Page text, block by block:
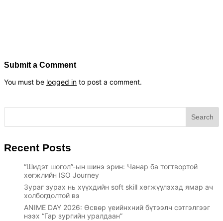
Submit a Comment
You must be logged in to post a comment.
Search
Recent Posts
“Шидэт шогол”-ын шинэ эрин: Чанар ба тогтвортой
хөгжлийн ISO Journey
Зураг зурах нь хүүхдийн soft skill хөгжүүлэхэд ямар ач
холбогдолтой вэ
ANIME DAY 2026: Өсвөр үеийнхний бүтээлч сэтгэлгээг
нээх “Гар зургийн уралдаан”